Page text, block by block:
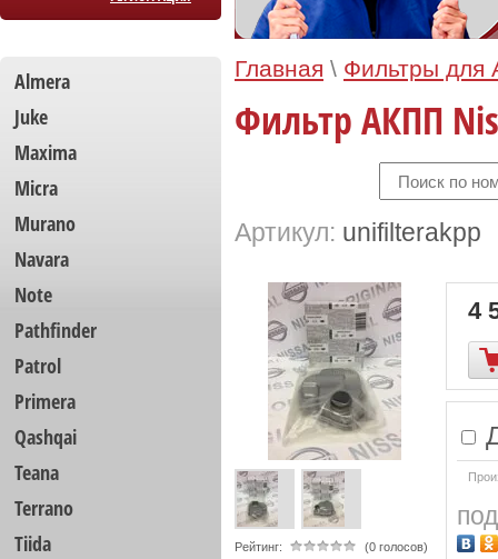
Almera
Juke
Maxima
Micra
Murano
Navara
Note
Pathfinder
Patrol
Primera
Qashqai
Teana
Terrano
Tiida
Главная \ Фильтры для
Фильтр АКПП
Артикул: unifilterakpp
Рейтинг: (0 голосов)
4